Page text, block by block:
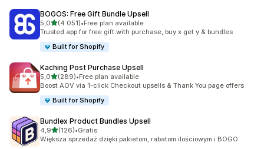
BOGOS: Free Gift Bundle Upsell
5,0na 5 gwiazdek
(4 051)
Łączna liczba recenzji: 4051
•Free plan available
Trusted app for free gift with purchase, buy x get y & bundles
Built for Shopify
Kaching Post Purchase Upsell
5,0na 5 gwiazdek
(289)
Łączna liczba recenzji: 289
•Free plan available
Boost AOV via 1-click Checkout upsells & Thank You page offers
Built for Shopify
Bundlex Product Bundles Upsell
4,9na 5 gwiazdek
(126)
Łączna liczba recenzji: 126
•Gratis
Większa sprzedaż dzięki pakietom, rabatom ilościowym i BOGO